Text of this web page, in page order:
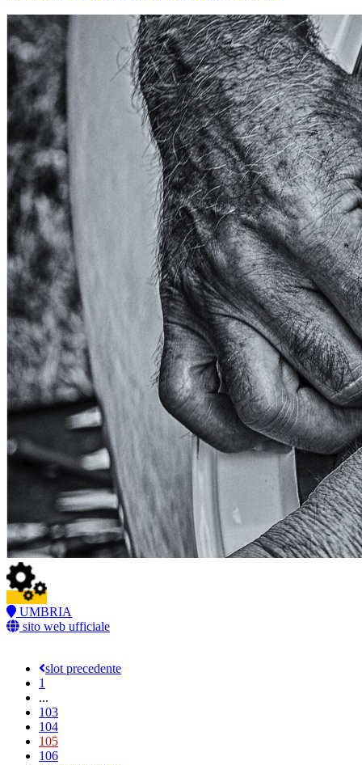
UMBRIA
sito web ufficiale
slot precedente
1
...
103
104
105
106